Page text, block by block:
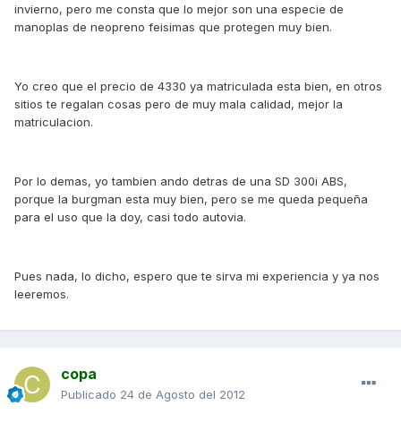
invierno, pero me consta que lo mejor son una especie de
manoplas de neopreno feisimas que protegen muy bien.
Yo creo que el precio de 4330 ya matriculada esta bien, en otros
sitios te regalan cosas pero de muy mala calidad, mejor la
matriculacion.
Por lo demas, yo tambien ando detras de una SD 300i ABS,
porque la burgman esta muy bien, pero se me queda pequeña
para el uso que la doy, casi todo autovia.
Pues nada, lo dicho, espero que te sirva mi experiencia y ya nos
leeremos.
copa
Publicado 24 de Agosto del 2012